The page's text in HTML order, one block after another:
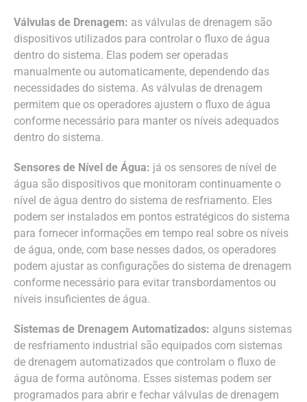
Válvulas de Drenagem: as válvulas de drenagem são
dispositivos utilizados para controlar o fluxo de água
dentro do sistema. Elas podem ser operadas
manualmente ou automaticamente, dependendo das
necessidades do sistema. As válvulas de drenagem
permitem que os operadores ajustem o fluxo de água
conforme necessário para manter os níveis adequados
dentro do sistema.
Sensores de Nível de Água: já os sensores de nível de
água são dispositivos que monitoram continuamente o
nível de água dentro do sistema de resfriamento. Eles
podem ser instalados em pontos estratégicos do sistema
para fornecer informações em tempo real sobre os níveis
de água, onde, com base nesses dados, os operadores
podem ajustar as configurações do sistema de drenagem
conforme necessário para evitar transbordamentos ou
níveis insuficientes de água.
Sistemas de Drenagem Automatizados: alguns sistemas
de resfriamento industrial são equipados com sistemas
de drenagem automatizados que controlam o fluxo de
água de forma autônoma. Esses sistemas podem ser
programados para abrir e fechar válvulas de drenagem